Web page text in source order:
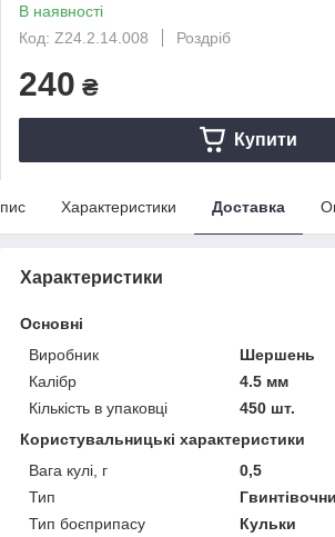
В наявності
Код: Z24.2.14.008
Роздріб
240 ₴
Купити
Характеристики Доставка
Характеристики
Основні
Виробник
Шершень
Калібр
4.5 мм
Кількість в упаковці
450 шт.
Користувальницькі характеристики
Вага кулі, г
0,5
Тип
Тип боєприпасу
Кульки